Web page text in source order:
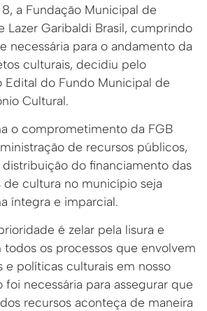
8, a Fundação Municipal de
Lazer Garibaldi Brasil, cumprindo
necessária para o andamento da
culturais, decidiu pelo
Edital do Fundo Municipal de
Cultural.
o comprometimento da FGB
de recursos públicos,
do financiamento das
cultura no município seja
íntegra e imparcial.
é zelar pela lisura e
todos os processos que envolvem
e políticas culturais em nosso
foi necessária para assegurar que
recursos aconteça de maneira